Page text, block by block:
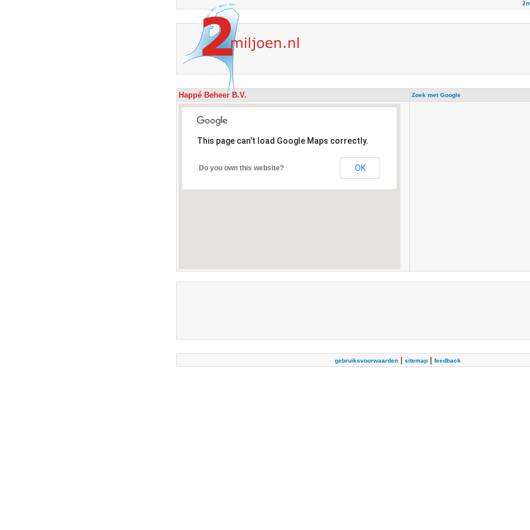
Happé Beheer B.V. Zoek met Google
This page can't load Google Maps correctly.
Do you own this website? OK
gebruiksvoorwaarden| sitemap| feedback